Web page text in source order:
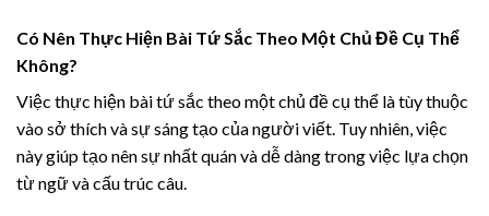
Có Nên Thực Hiện Bài Tứ Sắc Theo Một Chủ Đề Cụ Thể
Không?
Việc thực hiện bài tứ sắc theo một chủ đề cụ thể là tùy thuộc
vào sở thích và sự sáng tạo của người viết. Tuy nhiên, việc
này giúp tạo nên sự nhất quán và dễ dàng trong việc lựa chọn
từ ngữ và cấu trúc câu.